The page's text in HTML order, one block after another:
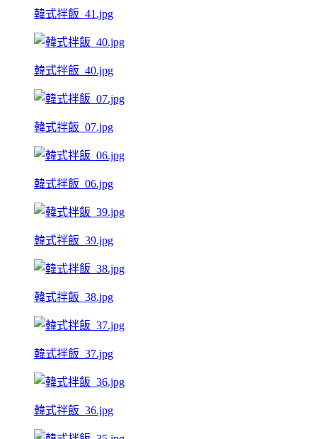
韓式拌飯_41.jpg
韓式拌飯_40.jpg
韓式拌飯_07.jpg
韓式拌飯_06.jpg
韓式拌飯_39.jpg
韓式拌飯_38.jpg
韓式拌飯_37.jpg
韓式拌飯_36.jpg